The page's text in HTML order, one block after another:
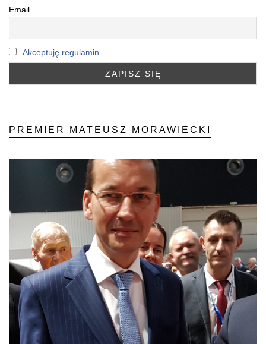
Email
Akceptuję regulamin
PREMIER MATEUSZ MORAWIECKI